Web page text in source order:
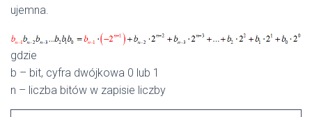
ujemna.
gdzie
b – bit, cyfra dwójkowa 0 lub 1
n – liczba bitów w zapisie liczby